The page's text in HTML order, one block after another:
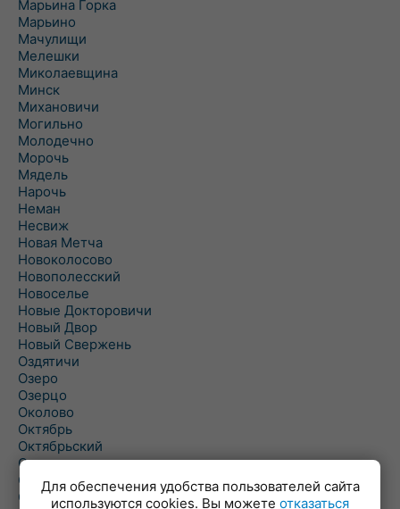
Марьина Горка
Марьино
Мачулищи
Мелешки
Миколаевщина
Минск
Михановичи
Могильно
Молодечно
Морочь
Мядель
Нарочь
Неман
Несвиж
Новая Метча
Новоколосово
Новополесский
Новоселье
Новые Докторовичи
Новый Двор
Новый Свержень
Оздятичи
Озеро
Озерцо
Околово
Октябрь
Октябрьский
Олехновичи
Омговичи
Оношки
Для обеспечения удобства пользователей сайта
используются cookies. Вы можете отказаться